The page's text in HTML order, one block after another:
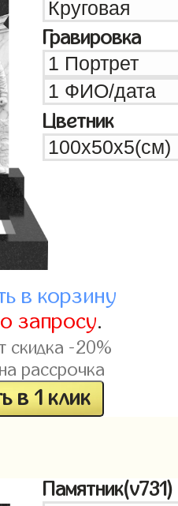
Гравировка
Цветник
в корзину
запросу.
скидка -20%
рассрочка
в 1 клик
Памятник(v731)